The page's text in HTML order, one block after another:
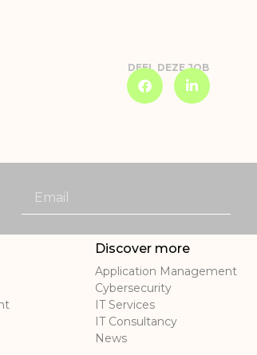
DEEL DEZE JOB
Discover more
Application Management
Cybersecurity
IT Services
IT Consultancy
News